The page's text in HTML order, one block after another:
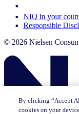
NIQ in your
Responsible
© 2026 Nielsen
By clicking “Accept
cookies on your